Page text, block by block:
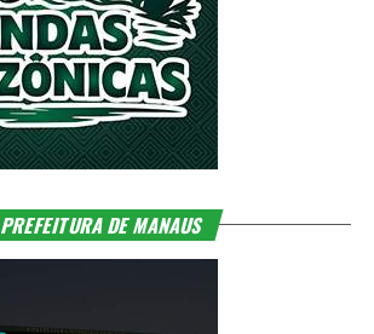
PREFEITURA DE MANAUS